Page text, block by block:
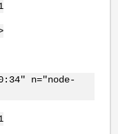
n="node-